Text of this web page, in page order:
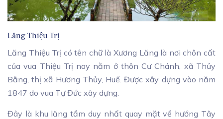
Lăng Thiệu Trị
Lăng Thiệu Trị có tên chữ là Xương Lăng là nơi chôn cất
của vua Thiệu Trị nay nằm ở thôn Cư Chánh, xã Thủy
Bằng, thị xã Hương Thủy, Huế. Được xây dựng vào năm
1847 do vua Tự Đức xây dựng.
Đây là khu lăng tẩm duy nhất quay mặt về hướng Tây